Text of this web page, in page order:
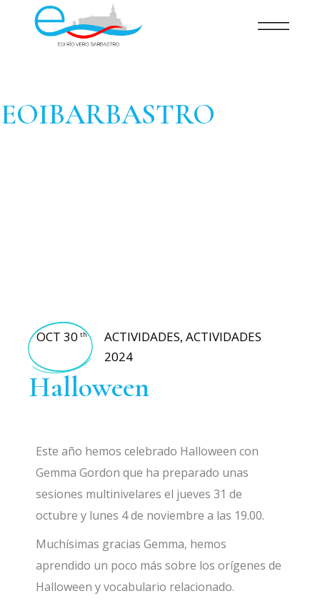
EOIBARBASTRO
OCT 30 th ACTIVIDADES,ACTIVIDADES
2024
Halloween
Este año hemos celebrado Halloween con
Gemma Gordon que ha preparado unas
sesiones multinivelares el jueves 31 de
octubre y lunes 4 de noviembre a las 19.00.
Muchísimas gracias Gemma, hemos
aprendido un poco más sobre los orígenes de
Halloween y vocabulario relacionado.